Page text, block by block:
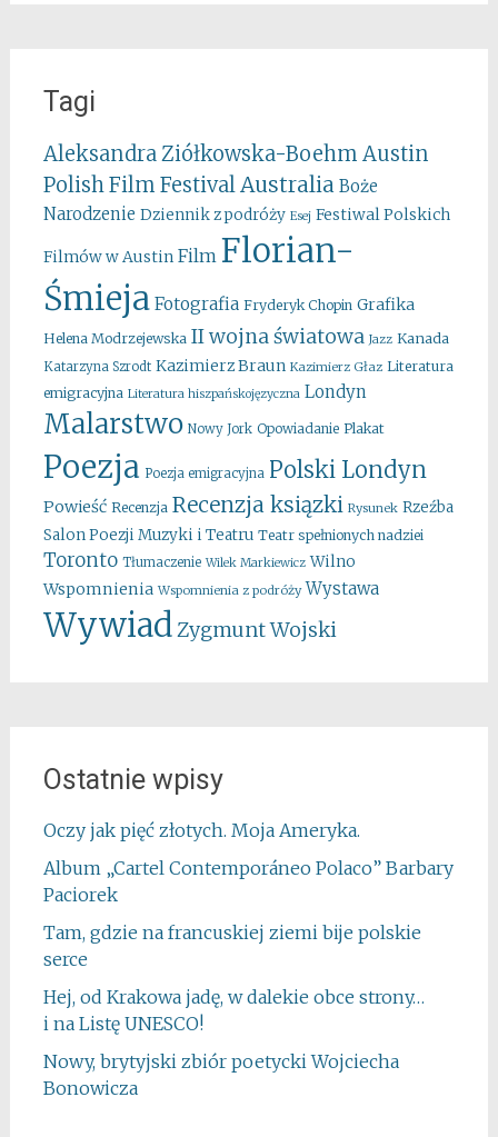
Tagi
Aleksandra Ziółkowska-Boehm Austin
Polish Film Festival Australia Boże
Narodzenie Dziennik z podróży Esej Festiwal Polskich
Filmów w Austin Film Florian-
Śmieja Fotografia Fryderyk Chopin Grafika
Helena Modrzejewska II wojna światowa Jazz Kanada
Katarzyna Szrodt Kazimierz Braun Kazimierz Głaz Literatura
emigracyjna Literatura hiszpańskojęzyczna Londyn
Malarstwo Nowy Jork Opowiadanie Plakat
Poezja Poezja emigracyjna Polski Londyn
Powieść Recenzja Recenzja ksiązki Rysunek Rzeźba
Salon Poezji Muzyki i Teatru Teatr spełnionych nadziei
Toronto Tłumaczenie Wilek Markiewicz Wilno
Wspomnienia Wspomnienia z podróży Wystawa
WywiadZygmunt Wojski
Ostatnie wpisy
Oczy jak pięć złotych. Moja Ameryka.
Album „Cartel Contemporáneo Polaco” Barbary
Paciorek
Tam, gdzie na francuskiej ziemi bije polskie
serce
Hej, od Krakowa jadę, w dalekie obce strony…
i na Listę UNESCO!
Nowy, brytyjski zbiór poetycki Wojciecha
Bonowicza